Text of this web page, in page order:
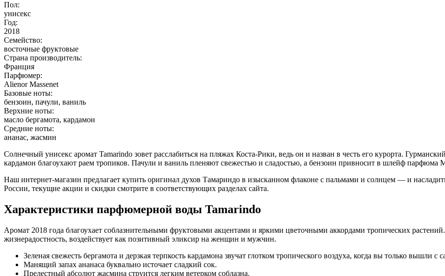
Пол:
унисекс
Год:
2018
Семейство:
восточные фруктовые
Страна производитель:
Франция
Парфюмер:
Alienor Massenet
Базовые ноты:
бензоин, пачули, ваниль
Верхние ноты:
масло бергамота, кардамон
Средние ноты:
ананас, жасмин
Солнечный унисекс аромат Tamarindo зовет расслабиться на пляжах Коста-Рики, ведь он и назван в честь его курорта.
кардамон благоухают раем тропиков. Пачули и ваниль пленяют свежестью и сладостью, а бензоин привносит в шлейф парфюма
Наш интернет-магазин предлагает купить оригинал духов Тамариндо в изысканном флаконе с пальмами и солнцем — и
России, текущие акции и скидки смотрите в соответствующих разделах сайта.
Характеристики парфюмерной воды Tamarindo
Аромат 2018 года благоухает соблазнительными фруктовыми акцентами и яркими цветочными аккордами тропических
жизнерадостность, воздействует как позитивный эликсир на женщин и мужчин.
Зеленая свежесть бергамота и дерзкая терпкость кардамона звучат глотком тропического воздуха, когда вы только вышли с
Манящий запах ананаса буквально источает сладкий сок.
Прелестный абсолют жасмина струится легким ветерком соблазна.